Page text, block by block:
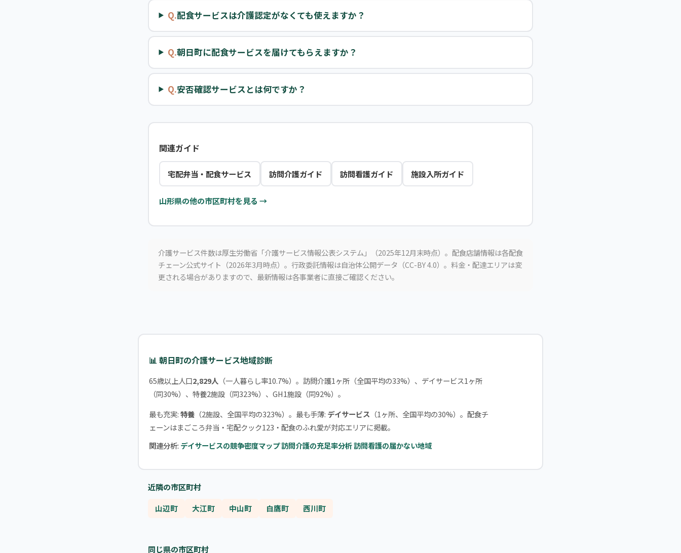
Q.配食サービスは介護認定がなくても使えますか？
Q.朝日町に配食サービスを届けてもらえますか？
Q.安否確認サービスとは何ですか？
関連ガイド
宅配弁当・配食サービス 訪問介護ガイド 訪問看護ガイド 施設入所ガイド
山形県の他の市区町村を見る →
介護サービス件数は厚生労働省「介護サービス情報公表システム」（2025年12月末時点）。配食店舗情報は各配食
チェーン公式サイト（2026年3月時点）。行政委託情報は自治体公開データ（CC-BY 4.0）。料金・配達エリアは変
更される場合がありますので、最新情報は各事業者に直接ご確認ください。
📊 朝日町の介護サービス地域診断
65歳以上人口2,829人 （一人暮らし率10.7%）。訪問介護1ヶ所（全国平均の33%）、デイサービス1ヶ所
（同30%）、特養2施設（同323%）、GH1施設（同92%）。
最も充実:特養（2施設、全国平均の323%）。最も手薄: デイサービス （1ヶ所、全国平均の30%）。配食チ
ェーンはまごころ弁当・宅配クック123・配食のふれ愛が対応エリアに掲載。
関連分析: デイサービスの競争密度マップ訪問介護の充足率分析訪問看護の届かない地域
近隣の市区町村
山辺町 大江町 中山町 白鷹町 西川町
同じ県の市区町村